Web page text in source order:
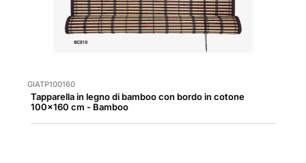
GIATP100160
Tapparella in legno di bamboo con bordo in cotone
100x160 cm - Bamboo